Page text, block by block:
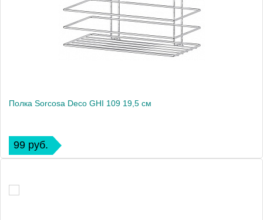
Полка Sorcosa Deco GHI 109 19,5 см
99 руб.